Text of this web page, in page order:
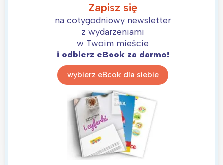
Zapisz się
na cotygodniowy newsletter
z wydarzeniami
w Twoim mieście
i odbierz eBook za darmo!
wybierz eBook dla siebie